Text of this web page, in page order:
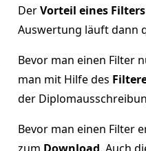
DerVorteil eines Filters
Auswertung läuft dann
Bevor man einen Filter
man mit Hilfe des
der
Bevor man einen Filter